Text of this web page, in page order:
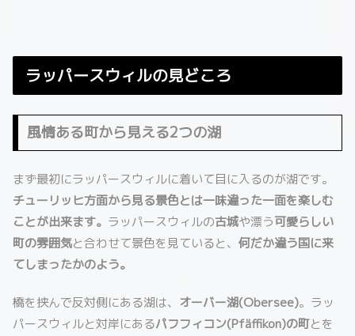
ラッパースウィルの見どころ
風情ある町から見える2つの湖
まず最初にラッパースウィルに着いて目に入るのが湖です。
チューリッヒ方面から見る景色とは一味違った一面を楽しむ
ことが出来ます。 ラッパースウィルの古城や漂う可愛らしい
町の雰囲気と合わせて景色を見ていると、 何だか違う国に来
てしまったかのよう。
橋を挟んで反対側にある湖は、 オーバー湖(Obersee)。ラッ
パースウィルと対岸にあるパフフィコン(Pfäffikon)の町とを